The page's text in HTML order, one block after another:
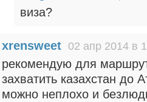
виза?
xrensweet 02 апр 2014 в
рекомендую для
захватить казахстан до
можно неплохо и